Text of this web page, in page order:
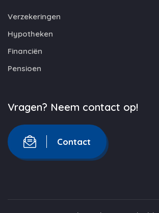
Verzekeringen
Hypotheken
Financiën
Pensioen
Vragen? Neem contact op!
Contact